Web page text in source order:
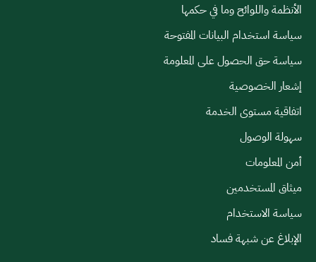
الأنظمة واللوائح وما في حكمها
سياسة استخدام البيانات المفتوحة
سياسة حق الحصول على المعلومة
إشعار الخصوصية
اتفاقية مستوى الخدمة
سهولة الوصول
أمن المعلومات
ميثاق المستخدمين
سياسة الاستخدام
الإبلاغ عن شبهة فساد